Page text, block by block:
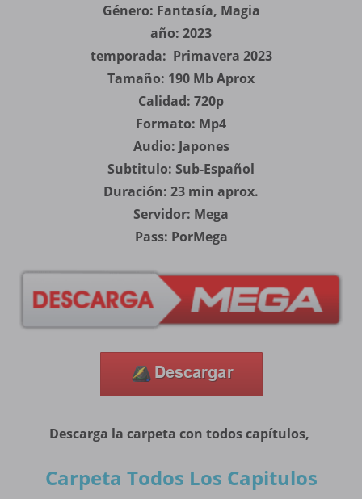
Género: Fantasía, Magia
año: 2023
temporada: Primavera 2023
Tamaño: 190 Mb Aprox
Calidad: 720p
Formato: Mp4
Audio: Japones
Subtitulo: Sub-Español
Duración: 23 min aprox.
Servidor: Mega
Pass: PorMega
Descarga la carpeta con todos capítulos,
Carpeta Todos Los Capitulos